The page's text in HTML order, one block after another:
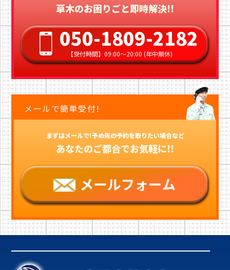
草木のお困りごと即時解決!!
050-1809-2182
【受付時間】09:00〜20:00 (年中無休)
メールで簡単受付!
まずはメールで!予め先の予約を取りたい場合など
あなたのご都合でお気軽に!!